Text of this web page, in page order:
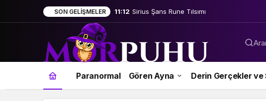
SON GELIŞMELER 11:12 Sirius Şans Rune Tılsımı
şans
Haberleri
Paranormal Gören Ayna Derin Gerçekler ve